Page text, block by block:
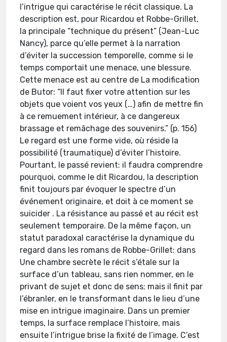
l’intrigue qui caractérise le récit classique. La
description est, pour Ricardou et Robbe-Grillet,
la principale “technique du présent” (Jean-Luc
Nancy), parce qu’elle permet à la narration
d’éviter la succession temporelle, comme si le
temps comportait une menace, une blessure.
Cette menace est au centre de La modification
de Butor: “Il faut fixer votre attention sur les
objets que voient vos yeux (…) afin de mettre fin
à ce remuement intérieur, à ce dangereux
brassage et remâchage des souvenirs.” (p. 156)
Le regard est une forme vide, où réside la
possibilité (traumatique) d’éviter l’histoire.
Pourtant, le passé revient: il faudra comprendre
pourquoi, comme le dit Ricardou, la description
finit toujours par évoquer le spectre d’un
événement originaire, et doit à ce moment se
suicider . La résistance au passé et au récit est
seulement temporaire. De la même façon, un
statut paradoxal caractérise la dynamique du
regard dans les romans de Robbe-Grillet: dans
Une chambre secrète le récit s’étale sur la
surface d’un tableau, sans rien nommer, en le
privant de sujet et donc de sens; mais il finit par
l’ébranler, en le transformant dans le lieu d’une
mise en intrigue imaginaire. Dans un premier
temps, la surface remplace l’histoire, mais
ensuite l’intrigue brise la fixité de l’image. C’est